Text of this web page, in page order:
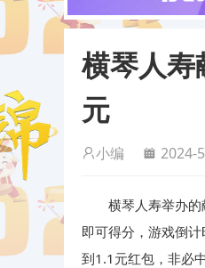
横琴人寿
元
小编 2024-
横琴人寿举办
即可得分，游戏倒
到1.1元红包，非必中